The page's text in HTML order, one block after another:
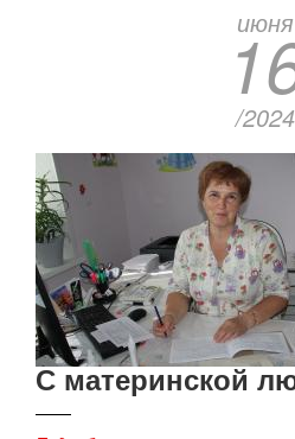
июня
/2024
С материнской